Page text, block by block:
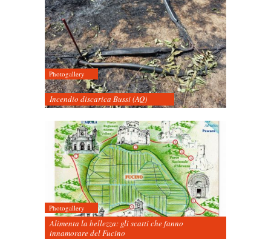
Photogallery
Incendio discarica Bussi (AQ)
Photogallery
Alimenta la bellezza: gli scatti che fanno
innamorare del Fucino